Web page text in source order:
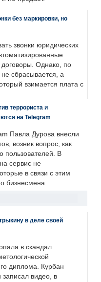
без маркировки, но
звонки юридических
Однако, по
сбрасывается, а
взимается плата с
террориста и
на Telegram
Павла Дурова внесли
возник вопрос, как
пользователей. В
сервис не
в связи с этим
бизнесмена.
в деле своей
в скандал.
диплома. Курбан
записал видео, в